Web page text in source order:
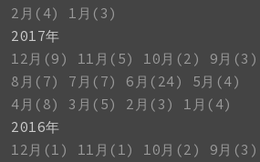
2月(4)
1月(3)
2017年
12月(9)
11月(5) 10月(2)
9月(3)
8月(7)
7月(7) 6月(24)
5月(4)
4月(8)
3月(5) 2月(3)
1月(4)
2016年
12月(1)
11月(1) 10月(2)
9月(3)